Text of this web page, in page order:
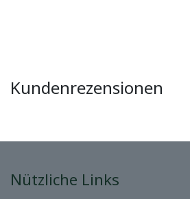
Kundenrezensionen
Nützliche Links